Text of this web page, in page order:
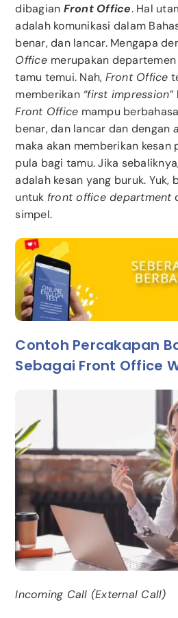
dibagian Front Office. Hal
adalah komunikasi dalam
benar, dan lancar. Mengapa
Office merupakan
tamu temui. Nah, Front Office
memberikan “first impression”
Front Office mampu
benar, dan lancar dan dengan
maka akan memberikan kesan
pula bagi tamu. Jika
adalah kesan yang buruk. Yuk,
untuk front office department
simpel.
Contoh Percakapan
Sebagai Front Office
Incoming Call (External Call)